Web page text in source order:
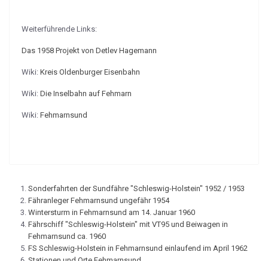
Weiterführende Links:
Das 1958 Projekt von Detlev Hagemann
Wiki: Kreis Oldenburger Eisenbahn
Wiki: Die Inselbahn auf Fehmarn
Wiki: Fehmarnsund
Sonderfahrten der Sundfähre "Schleswig-Holstein" 1952 / 1953
Fähranleger Fehmarnsund ungefähr 1954
Wintersturm in Fehmarnsund am 14. Januar 1960
Fährschiff "Schleswig-Holstein" mit VT95 und Beiwagen in
Fehmarnsund ca. 1960
FS Schleswig-Holstein in Fehmarnsund einlaufend im April 1962